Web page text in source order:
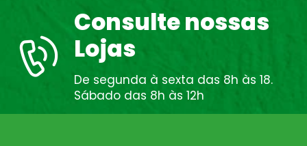
Consulte nossas
Lojas
De segunda à sexta das 8h às 18.
Sábado das 8h às 12h